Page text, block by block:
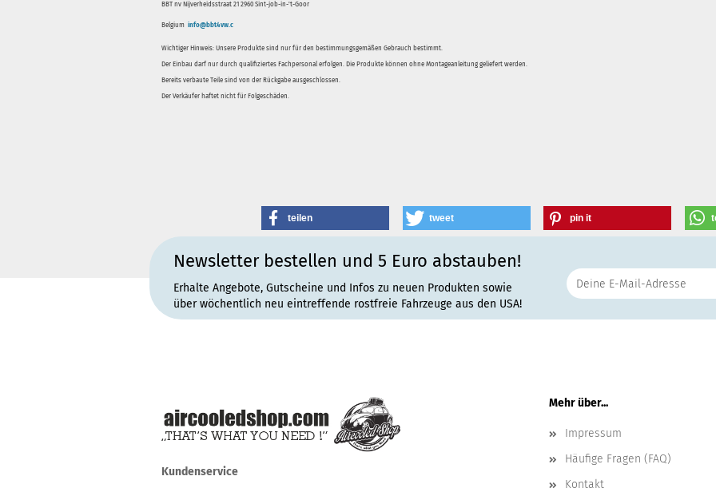
BBT nv Nijverheidsstraat 21 2960 Sint-job-in-'t-Goor
Belgium info@bbt4vw.c
Wichtiger Hinweis: Unsere Produkte sind nur für den bestimmungsgemäßen Gebrauch bestimmt.
Der Einbau darf nur durch qualifiziertes Fachpersonal erfolgen. Die Produkte können ohne Montageanleitung geliefert werden.
Bereits verbaute Teile sind von der Rückgabe ausgeschlossen.
Der Verkäufer haftet nicht für Folgeschäden.
teilen tweet pin it
Newsletter bestellen und 5 Euro abstauben!
Erhalte Angebote, Gutscheine und Infos zu neuen Produkten sowie
über wöchentlich neu eintreffende rostfreie Fahrzeuge aus den USA!
Kundenservice
Mehr über...
Impressum
Häufige Fragen (FAQ)
Kontakt